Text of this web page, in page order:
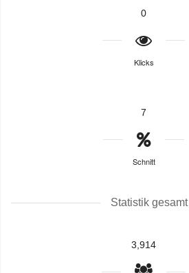
0
Klicks
7
Schnitt
Statistik gesamt
3,914